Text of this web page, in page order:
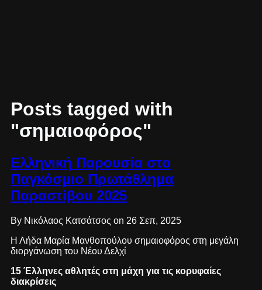
Posts tagged with
"σημαιοφόρος"
Ελληνική Παρουσία στο
Παγκόσμιο Πρωτάθλημα
Παραστίβου 2025
By Νικόλαος Κατσάτσος on 26 Σεπ, 2025
Η Λήδα Μαρία Μανθοπούλου σημαιοφόρος στη μεγάλη
διοργάνωση του Νέου Δελχί
15 Έλληνες αθλητές στη μάχη για τις κορυφαίες
διακρίσεις